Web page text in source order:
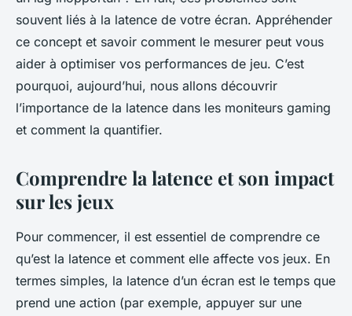
Héloïse•18 septembre 2024•6 min de lecture
souvent liés à la latence de votre écran. Appréhender
ce concept et savoir comment le mesurer peut vous
aider à optimiser vos performances de jeu. C’est
pourquoi, aujourd’hui, nous allons découvrir
l’importance de la latence dans les moniteurs gaming
et comment la quantifier.
Comprendre la latence et son impact
sur les jeux
Pour commencer, il est essentiel de comprendre ce
qu’est la latence et comment elle affecte vos jeux. En
termes simples, la latence d’un écran est le temps que
prend une action (par exemple, appuyer sur une